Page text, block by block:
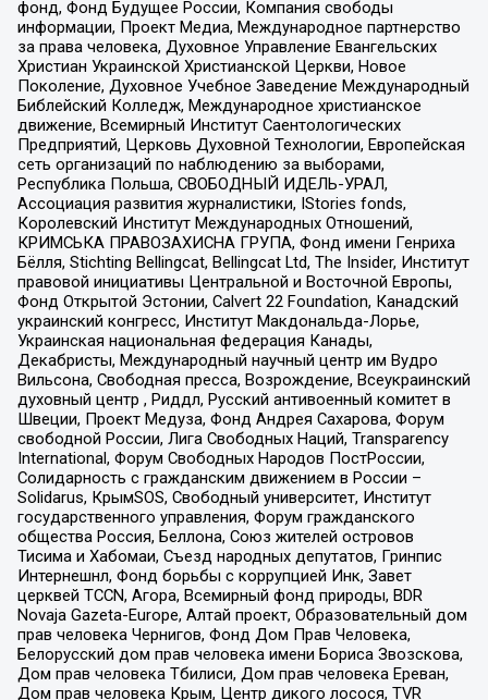
фонд, Фонд Будущее России, Компания свободы
информации, Проект Медиа, Международное партнерство
за права человека, Духовное Управление Евангельских
Христиан Украинской Христианской Церкви, Новое
Поколение, Духовное Учебное Заведение Международный
Библейский Колледж, Международное христианское
движение, Всемирный Институт Саентологических
Предприятий, Церковь Духовной Технологии, Европейская
сеть организаций по наблюдению за выборами,
Республика Польша, СВОБОДНЫЙ ИДЕЛЬ-УРАЛ,
Ассоциация развития журналистики, IStories fonds,
Королевский Институт Международных Отношений,
КРИМСЬКА ПРАВОЗАХИСНА ГРУПА, Фонд имени Генриха
Бёлля, Stichting Bellingcat, Bellingcat Ltd, The Insider, Институт
правовой инициативы Центральной и Восточной Европы,
Фонд Открытой Эстонии, Calvert 22 Foundation, Канадский
украинский конгресс, Институт Макдональда-Лорье,
Украинская национальная федерация Канады,
Декабристы, Международный научный центр им Вудро
Вильсона, Свободная пресса, Возрождение, Всеукраинский
духовный центр , Риддл, Русский антивоенный комитет в
Швеции, Проект Медуза, Фонд Андрея Сахарова, Форум
свободной России, Лига Свободных Наций, Transparеncy
International, Форум Свободных Народов ПостРоссии,
Солидарность с гражданским движением в России –
Solidarus, КрымSOS, Свободный университет, Институт
государственного управления, Форум гражданского
общества Россия, Беллона, Союз жителей островов
Тисима и Хабомаи, Съезд народных депутатов, Гринпис
Интернешнл, Фонд борьбы с коррупцией Инк, Завет
церквей TCCN, Агора, Всемирный фонд природы, BDR
Novaja Gazeta-Europe, Алтай проект, Образовательный дом
прав человека Чернигов, Фонд Дом Прав Человека,
Белорусский дом прав человека имени Бориса Звозскова,
Дом прав человека Тбилиси, Дом прав человека Ереван,
Дом прав человека Крым, Центр дикого лосося, TVR